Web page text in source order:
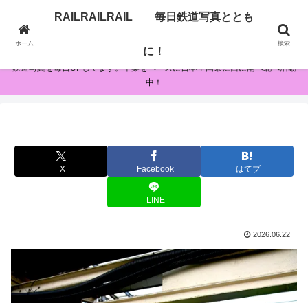
RAILRAILRAIL 毎日鉄道写真とともに！
鉄道写真を毎日UPしてます。千葉をベースに日本全国東に西に南へ北へ活動
中！
X Facebook はてブ
LINE
2026.06.22
ホーム
RAILRAILRAIL 毎日鉄道写真ととも
に！
検索